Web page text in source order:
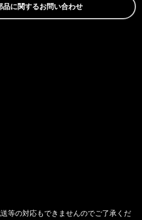
品に関するお問い合わせ
等の対応もできませんのでご了承くだ